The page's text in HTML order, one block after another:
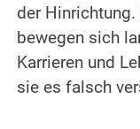
der
bewegen sich
Karrieren und
sie es falsch